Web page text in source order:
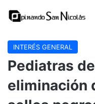
INTERÉS GENERAL
Pediatras
eliminación